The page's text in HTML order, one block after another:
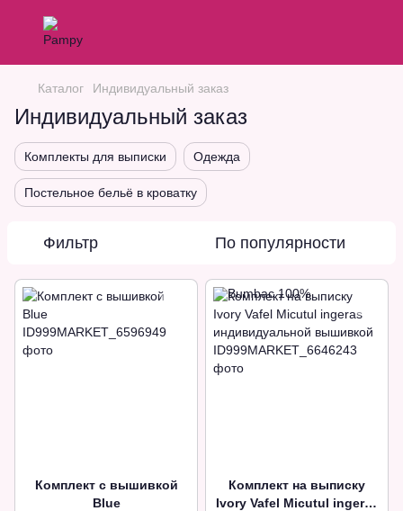
Каталог Индивидуальный заказ
Индивидуальный заказ
Комплекты для выписки Одежда
Постельное бельё в кроватку
Фильтр По популярности
Комплект с вышивкой
Blue
Комплект на выписку
Ivory Vafel Micutul ingeras